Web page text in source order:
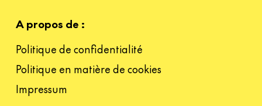
A propos de :
Politique de confidentialité
Politique en matière de cookies
Impressum